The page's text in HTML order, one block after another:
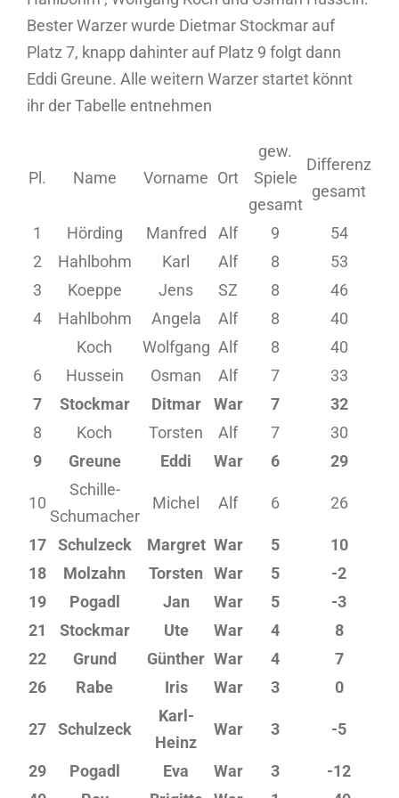
Bester Warzer wurde Dietmar Stockmar auf
Platz 7, knapp dahinter auf Platz 9 folgt dann
Eddi Greune. Alle weitern Warzer startet könnt
ihr der Tabelle entnehmen
Pl. Name Vorname Ort
gew.
Spiele
gesamt
Differenz
gesamt
1 Hörding Manfred Alf 9
54
2
Hahlbohm Karl Alf 8
53
3
Koeppe Jens SZ 8
46
4
Hahlbohm Angela Alf 8
40
Koch
Wolfgang Alf 8
40
6
Hussein Osman Alf 7
33
7
Stockmar Ditmar War 7
32
8
Koch Torsten Alf 7
30
9
Greune Eddi War 6 29
10
Schille-
Schumacher
Michel Alf 6 26
17 Schulzeck Margret War 5
10
18
Molzahn Torsten War 5
-2
19
Pogadl Jan War 5
-3
21
Stockmar Ute War 4
8
22
Grund Günther War 4
7
26
Rabe Iris War 3 0
27 Schulzeck
Karl-
Heinz
War 3 -5
29 Pogadl Eva War 3
-12